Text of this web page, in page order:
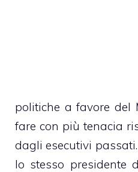
politiche a favore del
fare con più tenacia
dagli esecutivi
lo stesso presidente